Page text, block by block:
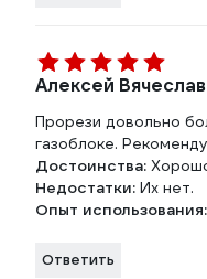
Алексей
Прорези довольно
газоблоке.
Достоинства:
Недостатки: Их нет.
Опыт использования:
Ответить